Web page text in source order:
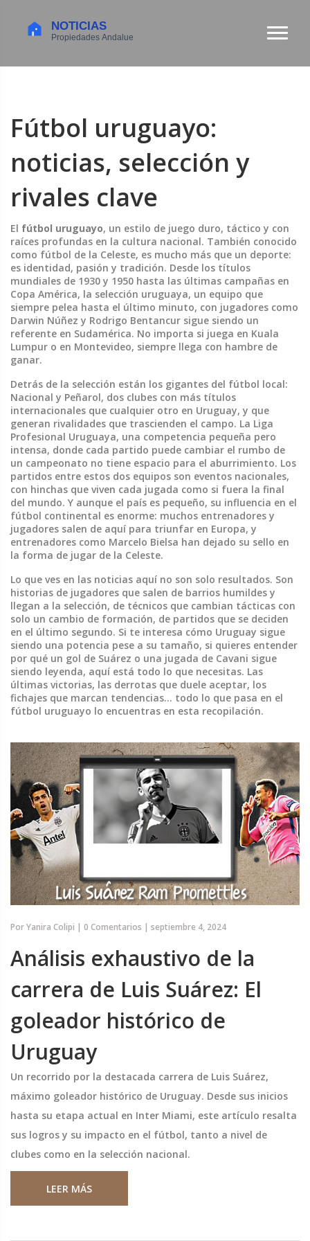
Fútbol uruguayo:
noticias, selección y
rivales clave
El fútbol uruguayo, un estilo de juego duro, táctico y con
raíces profundas en la cultura nacional. También conocido
como fútbol de la Celeste, es mucho más que un deporte:
es identidad, pasión y tradición. Desde los títulos
mundiales de 1930 y 1950 hasta las últimas campañas en
Copa América, la selección uruguaya, un equipo que
siempre pelea hasta el último minuto, con jugadores como
Darwin Núñez y Rodrigo Bentancur sigue siendo un
referente en Sudamérica. No importa si juega en Kuala
Lumpur o en Montevideo, siempre llega con hambre de
ganar.
Detrás de la selección están los gigantes del fútbol local:
Nacional y Peñarol, dos clubes con más títulos
internacionales que cualquier otro en Uruguay, y que
generan rivalidades que trascienden el campo. La Liga
Profesional Uruguaya, una competencia pequeña pero
intensa, donde cada partido puede cambiar el rumbo de
un campeonato no tiene espacio para el aburrimiento. Los
partidos entre estos dos equipos son eventos nacionales,
con hinchas que viven cada jugada como si fuera la final
del mundo. Y aunque el país es pequeño, su influencia en el
fútbol continental es enorme: muchos entrenadores y
jugadores salen de aquí para triunfar en Europa, y
entrenadores como Marcelo Bielsa han dejado su sello en
la forma de jugar de la Celeste.
Lo que ves en las noticias aquí no son solo resultados. Son
historias de jugadores que salen de barrios humildes y
llegan a la selección, de técnicos que cambian tácticas con
solo un cambio de formación, de partidos que se deciden
en el último segundo. Si te interesa cómo Uruguay sigue
siendo una potencia pese a su tamaño, si quieres entender
por qué un gol de Suárez o una jugada de Cavani sigue
siendo leyenda, aquí está todo lo que necesitas. Las
últimas victorias, las derrotas que duele aceptar, los
fichajes que marcan tendencias… todo lo que pasa en el
fútbol uruguayo lo encuentras en esta recopilación.
PorYanira Colipi | 0 Comentarios | septiembre 4, 2024
Análisis exhaustivo de la
carrera de Luis Suárez: El
goleador histórico de
Uruguay
Un recorrido por la destacada carrera de Luis Suárez,
máximo goleador histórico de Uruguay. Desde sus inicios
hasta su etapa actual en Inter Miami, este artículo resalta
sus logros y su impacto en el fútbol, tanto a nivel de
clubes como en la selección nacional.
LEER MÁS